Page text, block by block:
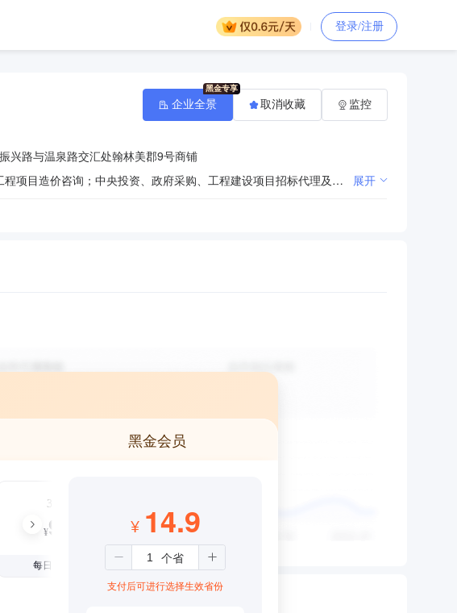
登录/注册
兴路与温泉路交汇处翰林美郡9号商铺
工业与民用建筑、市政设施、道路桥梁、园林绿化、电力水利、修缮装饰及其他建设工程项目造价咨询；中央投资、政府采购、工程建设项目招标代理及全过程管理咨询；房地产资产评估、城市规划、勘察设计、工程监理及经济技术咨询；代理司法鉴定、绩效评价、环境影响评价及社会稳定风险评估服务。（依法须经批准的项目，经相关部门批准后方可开展经营活动） 展开
企业全景 取消收藏 监控
黑金会员
3个月
¥99
每日仅1.08元
¥ 14.9
支付后可进行选择生效省份